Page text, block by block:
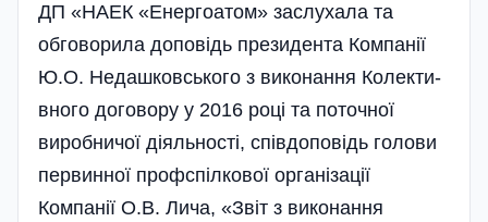
ДП «НАЕК «Енергоатом» заслухала та
обговорила доповідь президента Компа­нії
Ю.О. Недаш­ков­­ського з виконання Колекти­
вного договору у 2016 році та по­точної
виробничої діяльності, співдопо­відь голови
первинної проф­спілкової організації
Компанії О.В. Лича, «Звіт з виконання